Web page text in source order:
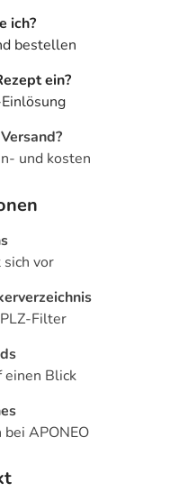
ich?
bestellen
ein?
und kosten
vor
Filter
Blick
APONEO